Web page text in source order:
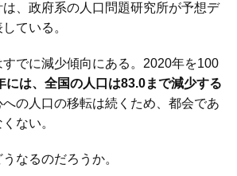
、政府系の人口問題研究所が予想デ
ている。
でに減少傾向にある。2020年を100
には、全国の人口は83.0まで減少する
への人口の移転は続くため、都会であ
ない。
なるのだろうか。